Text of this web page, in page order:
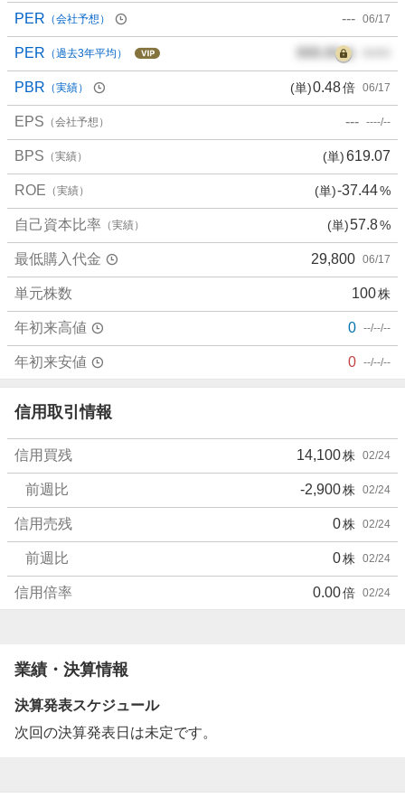
PER （会社予想） --- 06/17
PER （過去3年平均） 000.00倍
PBR （実績） (単)0.48倍 06/17
EPS （会社予想） --- ----/--
BPS （実績） (単)619.07
ROE （実績） (単)-37.44%
自己資本比率 （実績） (単)57.8%
最低購入代金 29,800 06/17
単元株数 100株
年初来高値 0 --/--/--
年初来安値 0 --/--/--
信用取引情報
信用買残 14,100株 02/24
前週比 -2,900株 02/24
信用売残 0株 02/24
前週比 0株 02/24
信用倍率 0.00倍 02/24
業績・決算情報
決算発表スケジュール
次回の決算発表日は未定です。